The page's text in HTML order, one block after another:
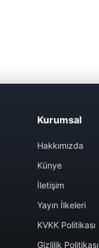
Kurumsal
Hakkımızda
Künye
İletişim
Yayın İlkeleri
KVKK Politikası
Gizlilik Politikası